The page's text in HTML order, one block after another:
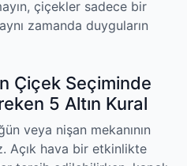
çiçekler sadece bir
zamanda duyguların
Çiçek Seçiminde
5 Altın Kural
veya nişan mekanının
Açık hava bir etkinlikte